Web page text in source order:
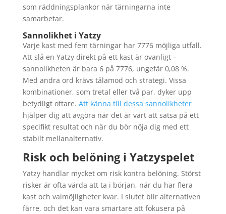
som räddningsplankor när tärningarna inte
samarbetar.
Sannolikhet i Yatzy
Varje kast med fem tärningar har 7776 möjliga utfall.
Att slå en Yatzy direkt på ett kast är ovanligt –
sannolikheten är bara 6 på 7776, ungefär 0,08 %.
Med andra ord krävs tålamod och strategi. Vissa
kombinationer, som tretal eller två par, dyker upp
betydligt oftare. Att känna till dessa sannolikheter
hjälper dig att avgöra när det är värt att satsa på ett
specifikt resultat och när du bör nöja dig med ett
stabilt mellanalternativ.
Risk och belöning i Yatzyspelet
Yatzy handlar mycket om risk kontra belöning. Störst
risker är ofta värda att ta i början, när du har flera
kast och valmöjligheter kvar. I slutet blir alternativen
färre, och det kan vara smartare att fokusera på